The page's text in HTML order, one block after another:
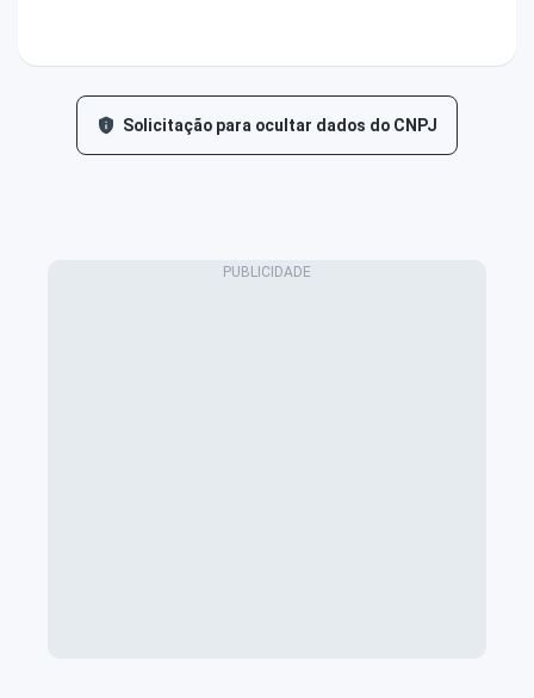
Solicitação para ocultar dados do CNPJ